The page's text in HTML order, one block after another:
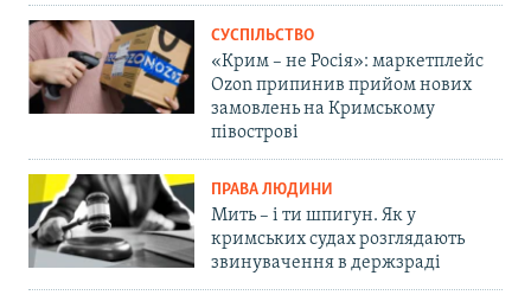
СУСПІЛЬСТВО
«Крим – не Росія»: маркетплейс
Ozon припинив прийом нових
замовлень на Кримському
півострові
ПРАВА ЛЮДИНИ
Мить – і ти шпигун. Як у
кримських судах розглядають
звинувачення в держзраді